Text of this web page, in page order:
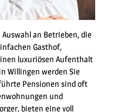
an Betrieben, die
Gasthof,
luxuriösen Aufenthalt
Willingen werden Sie
Pensionen sind oft
und
bieten eine voll